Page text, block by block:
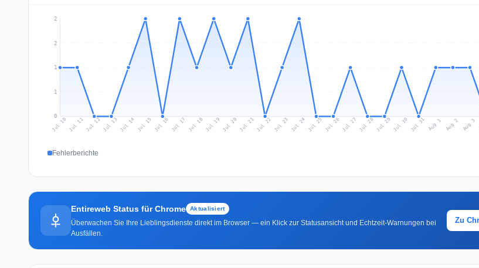
0
1
1
2
2
Jul 10 Jul 11Jul 12Jul 13 Jul 14 Jul 15 Jul 16 Jul 17 Jul 18Jul 19 Jul 20 Jul 21Jul 22 Jul 23 Jul 24 Jul 25 Jul 26Jul 27 Jul 28Jul 29 Jul 30 Jul 31 Aug 1 Aug 2 Aug 3
Fehlerberichte
Entireweb Status für Chrome Aktualisiert
Überwachen Sie Ihre Lieblingsdienste direkt im Browser — ein Klick zur Statusansicht und Echtzeit-Warnungen bei
Ausfällen.
Zu